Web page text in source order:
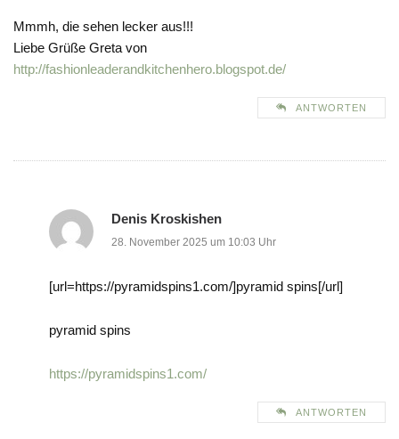
Mmmh, die sehen lecker aus!!!
Liebe Grüße Greta von
http://fashionleaderandkitchenhero.blogspot.de/
ANTWORTEN
Denis Kroskishen
28. November 2025 um 10:03 Uhr
[url=https://pyramidspins1.com/]pyramid spins[/url]
pyramid spins
https://pyramidspins1.com/
ANTWORTEN